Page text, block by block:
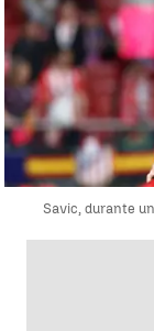
Savic, durante